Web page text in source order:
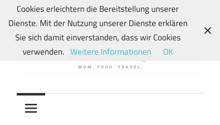
Zum
Inhalt
springen
wunschkindwege
Wunschkindern
und
Cookies erleichtern die Bereitstellung unserer
Dienste. Mit der Nutzung unserer Dienste erklären
Sie sich damit einverstanden, dass wir Cookies
verwenden. Weitere Informationen OK